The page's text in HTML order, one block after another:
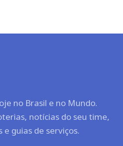
no Brasil e no Mundo.
notícias do seu time,
guias de serviços.